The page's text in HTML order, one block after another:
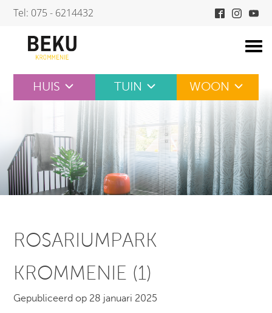
Skip
content
Tel: 075 - 6214432
HUIS TUIN WOON
ROSARIUMPARK
KROMMENIE (1)
Gepubliceerd op 28 januari 2025